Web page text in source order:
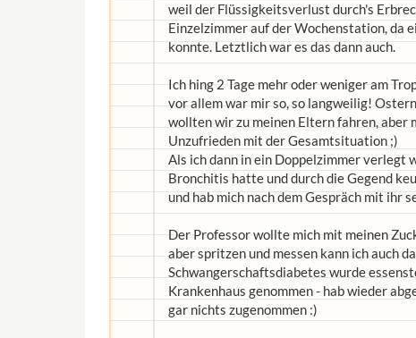
weil der Flüssigkeitsverlust durch's
Einzelzimmer auf der Wochenstation, da
konnte. Letztlich war es das dann auch.
Ich hing 2 Tage mehr oder weniger am
vor allem war mir so, so langweilig!
wollten wir zu meinen Eltern fahren, aber
Unzufrieden mit der Gesamtsituation ;)
Als ich dann in ein Doppelzimmer verlegt
Bronchitis hatte und durch die Gegend
und hab mich nach dem Gespräch mit ihr
Der Professor wollte mich mit meinen
aber spritzen und messen kann ich auch
Schwangerschaftsdiabetes wurde
Krankenhaus genommen - hab wieder
gar nichts zugenommen :)